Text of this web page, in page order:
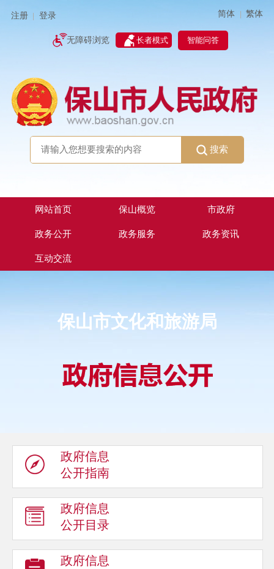
注册 登录 简体 | 繁体
无障碍浏览 长者模式 智能问答
搜索
网站首页 保山概览 市政府
政务公开 政务服务 政务资讯
互动交流
保山市文化和旅游局
政府信息
公开指南
政府信息
公开目录
政府信息